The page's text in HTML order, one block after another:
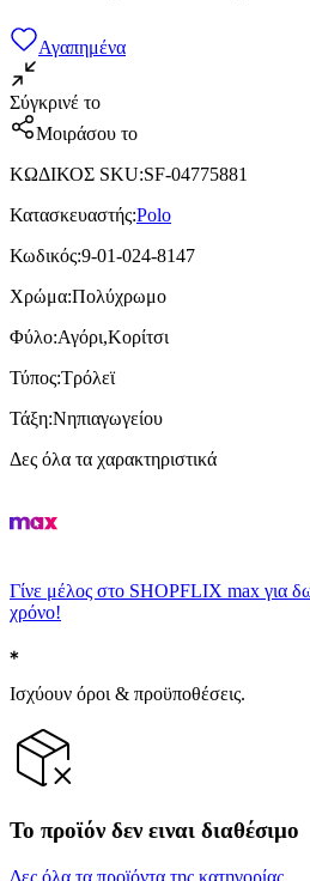
Αγαπημένα
Σύγκρινέ το
Μοιράσου το
ΚΩΔΙΚΟΣ SKU:SF-04775881
Κατασκευαστής:Polo
Κωδικός:9-01-024-8147
Χρώμα:Πολύχρωμο
Φύλο:Αγόρι,Κορίτσι
Τύπος:Τρόλεϊ
Τάξη:Νηπιαγωγείου
Δες όλα τα χαρακτηριστικά
Γίνε μέλος στο SHOPFLIX max για
χρόνο!
Ισχύουν όροι & προϋποθέσεις.
Το προϊόν δεν ειναι διαθέσιμο